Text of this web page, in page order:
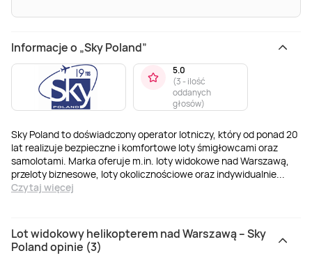
Informacje o „Sky Poland”
Sky Poland to doświadczony operator lotniczy, który od ponad 20
lat realizuje bezpieczne i komfortowe loty śmigłowcami oraz
samolotami. Marka oferuje m.in. loty widokowe nad Warszawą,
przeloty biznesowe, loty okolicznościowe oraz indywidualnie...
Czytaj więcej
5.0
(3 - ilość
oddanych
głosów)
Lot widokowy helikopterem nad Warszawą – Sky
Poland opinie (3)